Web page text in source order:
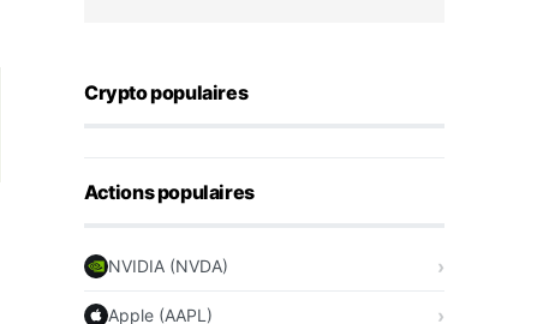
Crypto populaires
Actions populaires
NVIDIA (NVDA)
Apple (AAPL)